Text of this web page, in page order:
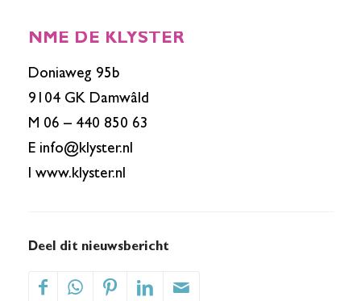
NME DE KLYSTER
Doniaweg 95b
9104 GK Damwâld
M 06 – 440 850 63
E info@klyster.nl
I www.klyster.nl
Deel dit nieuwsbericht